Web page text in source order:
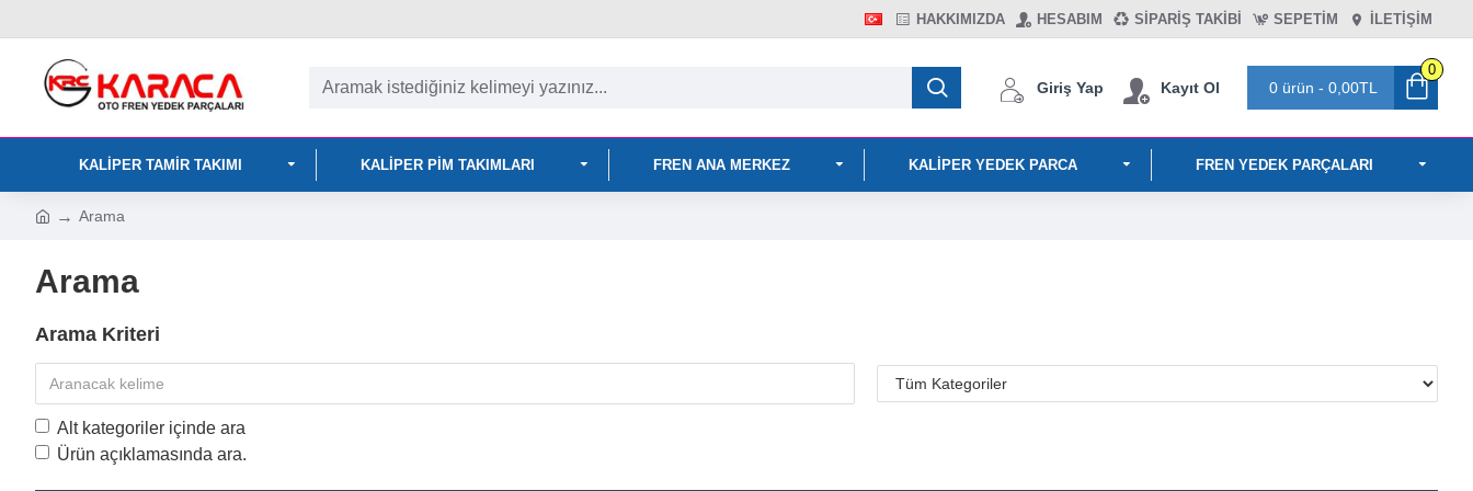
HAKKIMIZDA HESABIM SIPARIŞ TAKIBI SEPETIM İLETİŞİM
Giriş Yap Kayıt Ol 0 ürün - 0,00TL
0
KALIPER TAMIR TAKIMI KALIPER PIM TAKIMLARI FREN ANA MERKEZ KALIPER YEDEK PARCA FREN YEDEK PARÇALARI
Arama
Arama
Arama Kriteri
Alt kategoriler içinde ara
Ürün açıklamasında ara.